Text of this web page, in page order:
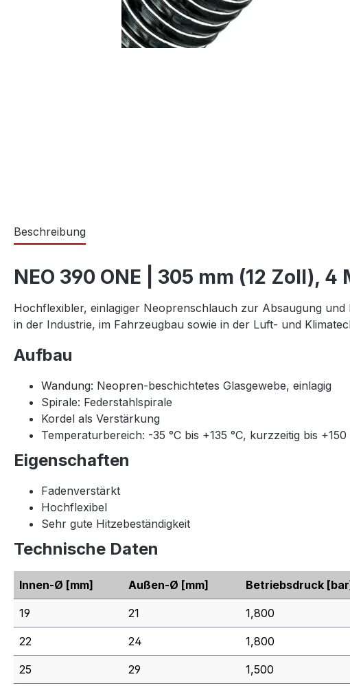
Beschreibung
NEO 390 ONE | 305 mm (12 Zoll), 4
Hochflexibler, einlagiger Neoprenschlauch zur Absaugung und
in der Industrie, im Fahrzeugbau sowie in der Luft- und
Aufbau
Wandung: Neopren-beschichtetes Glasgewebe, einlagig
Spirale: Federstahlspirale
Kordel als Verstärkung
Temperaturbereich: -35 °C bis +135 °C, kurzzeitig bis +150
Eigenschaften
Fadenverstärkt
Hochflexibel
Sehr gute Hitzebeständigkeit
Technische Daten
Innen-Ø [mm] Außen-Ø [mm] Betriebsdruck
19 21 1,800
22 24 1,800
25 29 1,500